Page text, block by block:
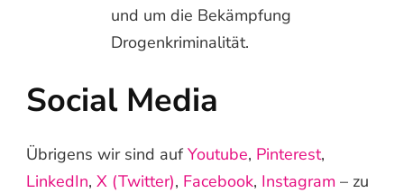
und um die Bekämpfung
Drogenkriminalität.
Social Media
Übrigens wir sind auf Youtube, Pinterest,
LinkedIn, X (Twitter), Facebook, Instagram – zu